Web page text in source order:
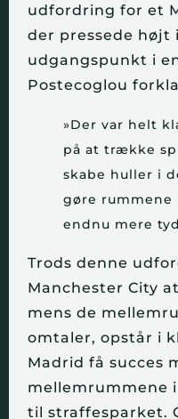
udfordring for et
der pressede højt
udgangspunkt i
Postecoglou
»Der var helt
på at trække
skabe huller i
gøre rummene
endnu mere
Trods denne
Manchester City
mens de
omtaler, opstår i
Madrid få succes
mellemrummene
til straffesparket.